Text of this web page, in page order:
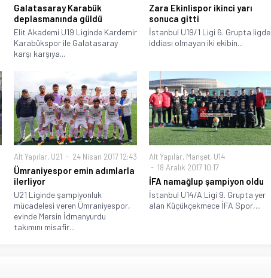
Galatasaray Karabük
deplasmanında güldü
Elit Akademi U19 Liginde Kardemir
Karabükspor ile Galatasaray
karşı karşıya...
Zara Ekinlispor ikinci yarı
sonuca gitti
İstanbul U19/1 Ligi 6. Grupta ligde
iddiası olmayan iki ekibin...
Alt Yapılar, U21 24 Nisan 2017 12:43
Ümraniyespor emin adımlarla
ilerliyor
U21 Liginde şampiyonluk
mücadelesi veren Ümraniyespor,
evinde Mersin İdmanyurdu
takımını misafir...
Alt Yapılar, Manşet, U14
18 Aralık 2017 10:17
İFA namağlup şampiyon oldu
İstanbul U14/A Ligi 9. Grupta yer
alan Küçükçekmece İFA Spor,...